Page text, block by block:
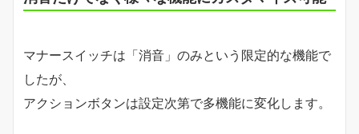
マナースイッチは「消音」のみという限定的な機能で
したが、
アクションボタンは設定次第で多機能に変化します。